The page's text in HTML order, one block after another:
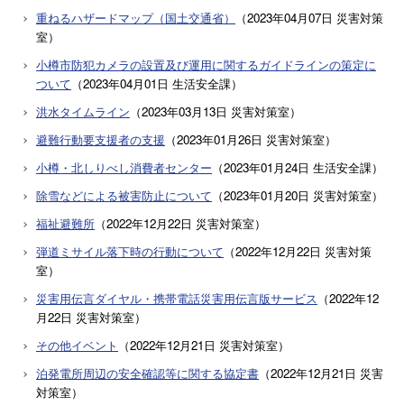
重ねるハザードマップ（国土交通省）
（2023年04月07日 災害対策
室）
小樽市防犯カメラの設置及び運用に関するガイドラインの策定に
ついて （2023年04月01日 生活安全課）
洪水タイムライン （2023年03月13日 災害対策室）
避難行動要支援者の支援 （2023年01月26日 災害対策室）
小樽・北しりべし消費者センター （2023年01月24日 生活安全課）
除雪などによる被害防止について （2023年01月20日 災害対策室）
福祉避難所 （2022年12月22日 災害対策室）
弾道ミサイル落下時の行動について （2022年12月22日 災害対策
室）
災害用伝言ダイヤル・携帯電話災害用伝言版サービス （2022年12
月22日 災害対策室）
その他イベント （2022年12月21日 災害対策室）
泊発電所周辺の安全確認等に関する協定書 （2022年12月21日 災害
対策室）